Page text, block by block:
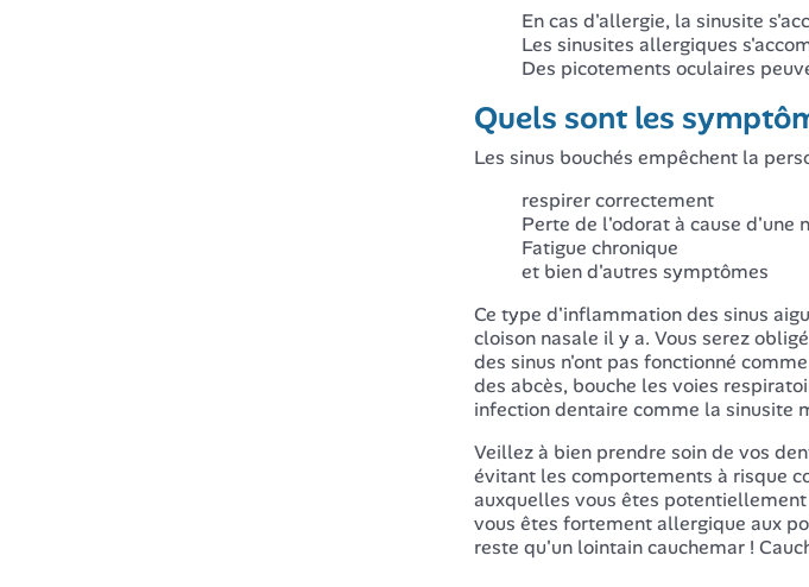
En cas d'allergie, la sinusite
Les sinusites allergiques
Des picotements oculaires
Quels sont les
Les sinus bouchés empêchent la
respirer correctement
Perte de l'odorat à cause d'une
Fatigue chronique
et bien d'autres symptômes
Ce type d'inflammation des sinus
cloison nasale il y a. Vous serez
des sinus n'ont pas fonctionné
des abcès, bouche les voies
infection dentaire comme la sinusite
Veillez à bien prendre soin de vos
évitant les comportements à risque
auxquelles vous êtes
vous êtes fortement allergique aux
reste qu'un lointain cauchemar !